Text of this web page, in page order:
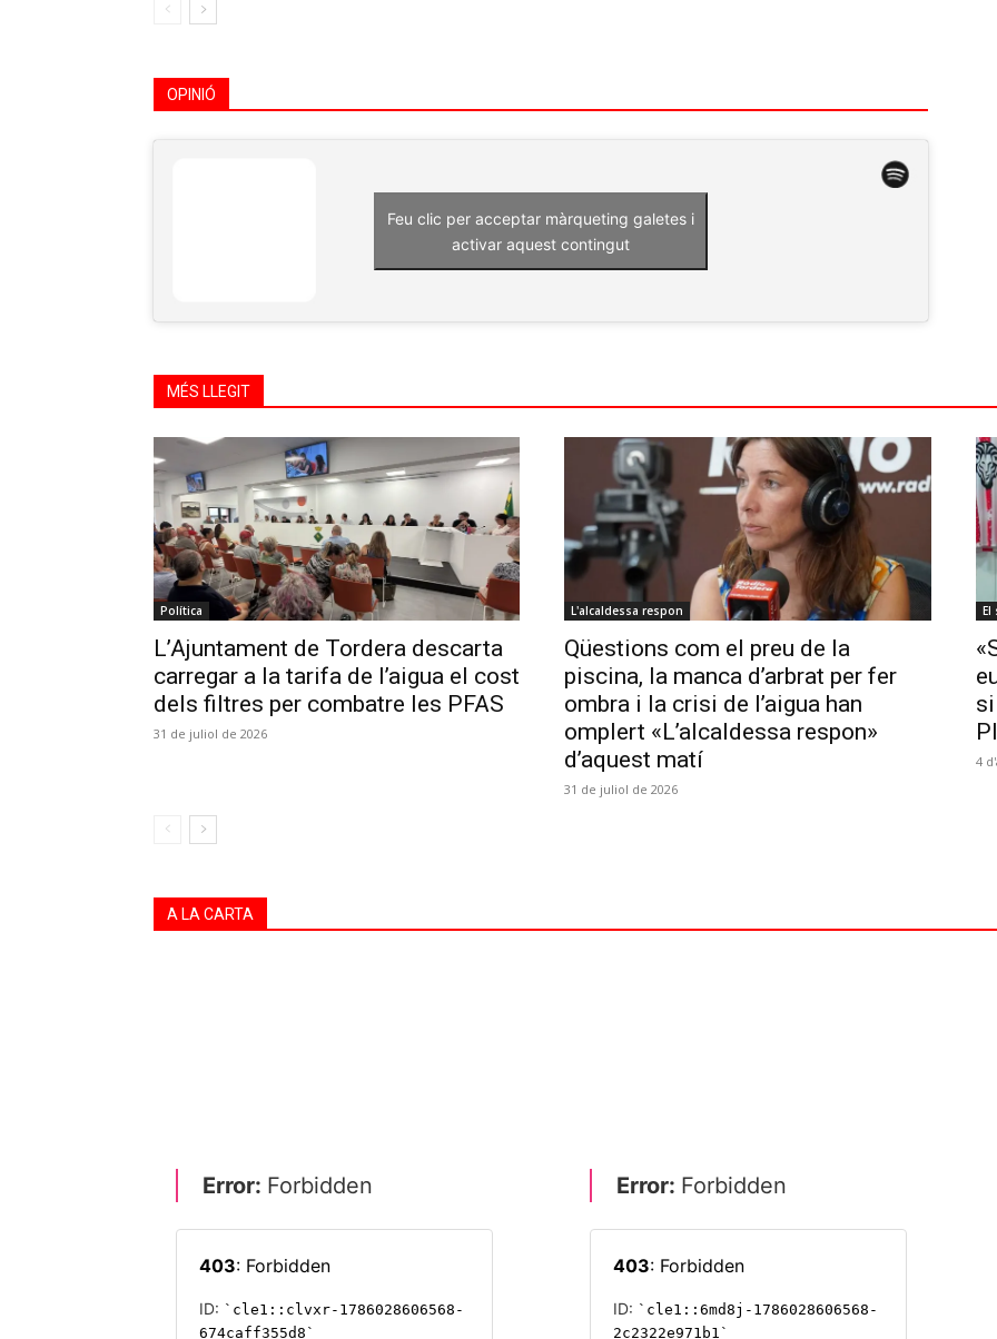
OPINIÓ
Feu clic per acceptar màrqueting galetes i
activar aquest contingut
MÉS LLEGIT
Política
L’Ajuntament de Tordera descarta
carregar a la tarifa de l’aigua el cost
dels filtres per combatre les PFAS
31 de juliol de 2026
L'alcaldessa respon
Qüestions com el preu de la
piscina, la manca d’arbrat per fer
ombra i la crisi de l’aigua han
omplert «L’alcaldessa respon»
d’aquest matí
31 de juliol de 2026
El
4
A LA CARTA